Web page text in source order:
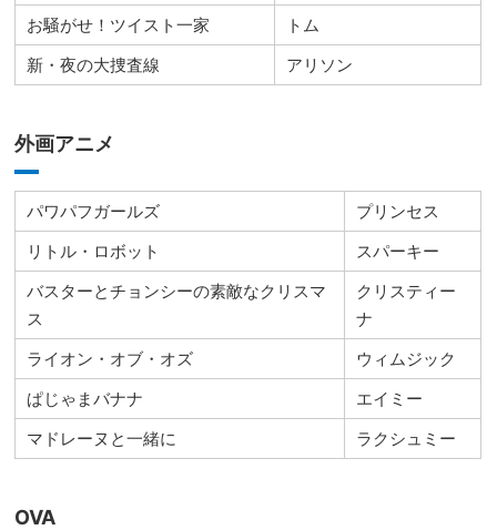
お騒がせ！ツイスト一家
トム
新・夜の大捜査線
アリソン
外画アニメ
パワパフガールズ
プリンセス
リトル・ロボット
スパーキー
バスターとチョンシーの素敵なクリスマ
ス
クリスティー
ナ
ライオン・オブ・オズ
ウィムジック
ぱじゃまバナナ
エイミー
マドレーヌと一緒に
ラクシュミー
OVA